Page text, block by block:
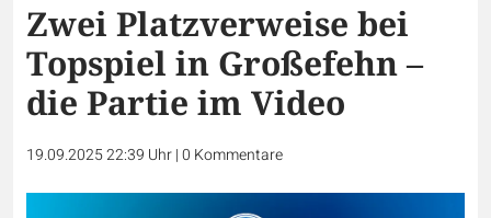
Zwei Platzverweise bei
Topspiel in Großefehn –
die Partie im Video
19.09.2025 22:39 Uhr|0 Kommentare